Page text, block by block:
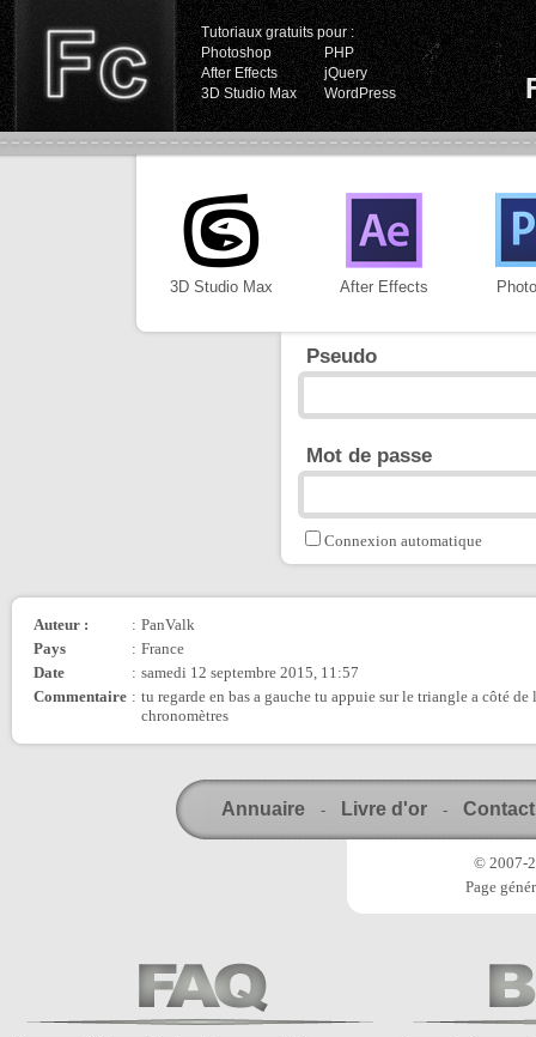
Tutoriaux gratuits pour :
Photoshop
PHP
After Effects
jQuery
3D Studio Max
WordPress
3D Studio Max After Effects
Pseudo
Mot de passe
Connexion automatique
Auteur : : PanValk
Pays
: France
Date
: samedi 12 septembre 2015, 11:57
Commentaire : tu regarde en bas a gauche tu appuie sur le triangle a côté
chronomètres
Annuaire - Livre d'or - Contact
© 2007-
Page